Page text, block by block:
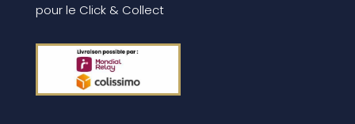
pour le Click & Collect